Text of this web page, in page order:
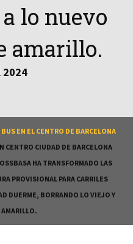
lo nuevo
amarillo.
2024
EN EL CENTRO DE BARCELONA
CENTRO CIUDAD DE BARCELONA
HA TRANSFORMADO LAS
PROVISIONAL PARA CARRILES
DUERME, BORRANDO LO VIEJO Y